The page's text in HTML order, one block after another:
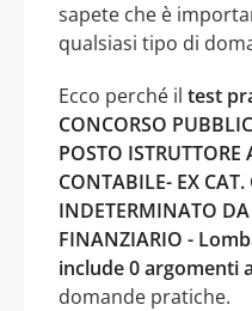
sapete che è
qualsiasi tipo di
Ecco perché il test
CONCORSO
POSTO
CONTABILE- EX
INDETERMINATO DA
FINANZIARIO -
include 0 argomenti
domande pratiche.